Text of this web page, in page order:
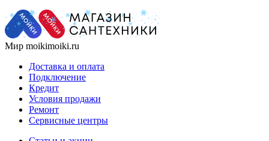
Мир moikimoiki.ru
Доставка и оплата
Подключение
Кредит
Условия продажи
Ремонт
Сервисные центры